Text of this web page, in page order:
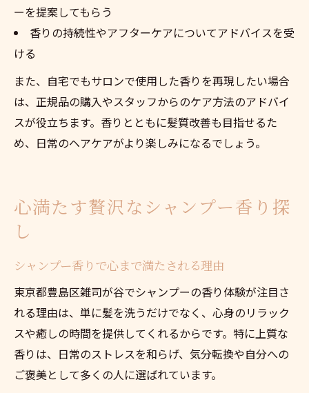
ーを提案してもらう
香りの持続性やアフターケアについてアドバイスを受
ける
また、自宅でもサロンで使用した香りを再現したい場合
は、正規品の購入やスタッフからのケア方法のアドバイ
スが役立ちます。香りとともに髪質改善も目指せるた
め、日常のヘアケアがより楽しみになるでしょう。
心満たす贅沢なシャンプー香り探
し
シャンプー香りで心まで満たされる理由
東京都豊島区雑司が谷でシャンプーの香り体験が注目さ
れる理由は、単に髪を洗うだけでなく、心身のリラック
スや癒しの時間を提供してくれるからです。特に上質な
香りは、日常のストレスを和らげ、気分転換や自分への
ご褒美として多くの人に選ばれています。